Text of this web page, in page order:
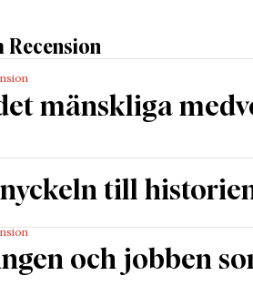
Recension
mänskliga
till
och jobben